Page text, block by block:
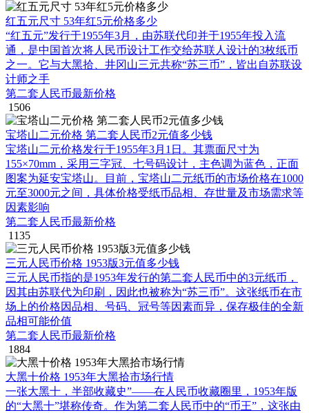
红五元尺寸 53年红5元价格多少
“红五元”发行于1955年3月，由苏联代印并于1955年投入流
通，是中国首次将人民币设计工作交给苏联人设计的3枚纸币
之一。它与大黑拾、井冈山三元共称“苏三币”，皆出自苏联设
计师之手
第二套人民币最新价格
1506
宝塔山二元价格 第二套人民币2元值多少钱
宝塔山二元价格发行于1955年3月1日。其票面尺寸为
155×70mm，采用三字冠、七号码设计，主色调为蓝色，正面
图案为延安宝塔山。目前，宝塔山二元纸币的市场价格在1000
元至3000元之间，具体价格受纸币品相、存世量及市场需求等
因素影响
第二套人民币最新价格
1135
三元人民币价格 1953版3元值多少钱
三元人民币指的是1953年发行的第二套人民币中的3元纸币，
因其由苏联代为印刷，因此也被称为“苏三币”。这张纸币在市
场上的价格因品相、号码、冠号等因素而异，保存极佳的全新
品相可能价值
第二套人民币最新价格
1884
大黑十价格 1953年大黑拾市场行情
一张大黑十，半部收藏史”——在人民币收藏圈里，1953年版
的“大黑十”堪称传奇。作为第二套人民币中的“币王”，这张由